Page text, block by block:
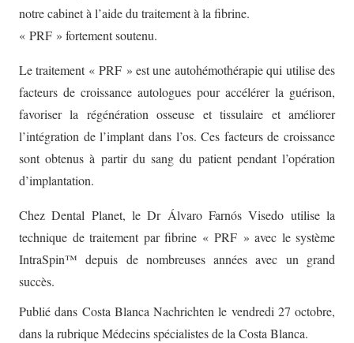
notre cabinet à l’aide du traitement à la fibrine.
« PRF » fortement soutenu.
Le traitement « PRF » est une autohémothérapie qui utilise des
facteurs de croissance autologues pour accélérer la guérison,
favoriser la régénération osseuse et tissulaire et améliorer
l’intégration de l’implant dans l’os. Ces facteurs de croissance
sont obtenus à partir du sang du patient pendant l’opération
d’implantation.
Chez Dental Planet, le Dr Álvaro Farnós Visedo utilise la
technique de traitement par fibrine « PRF » avec le système
IntraSpin™ depuis de nombreuses années avec un grand
succès.
Publié dans Costa Blanca Nachrichten le vendredi 27 octobre,
dans la rubrique Médecins spécialistes de la Costa Blanca.